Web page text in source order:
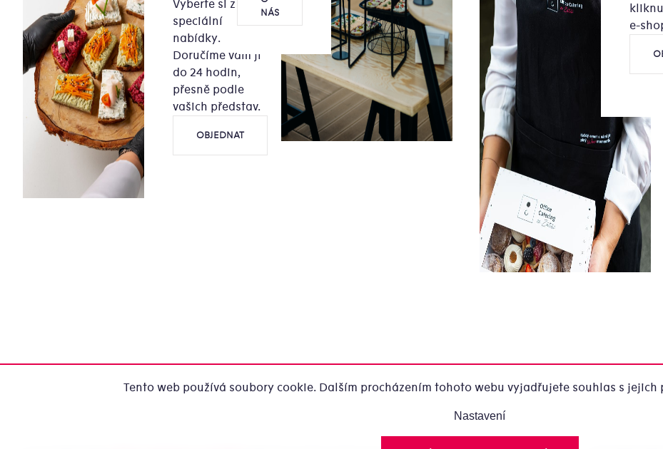
Tento web používá soubory cookie. Dalším procházením tohoto webu vyjadřujete souhlas s jejich
Nastavení
Vyberte si z naší
speciální
nabídky.
Doručíme vám ji
do 24 hodin,
přesně podle
vašich představ.
OBJEDNAT
NÁS
e-